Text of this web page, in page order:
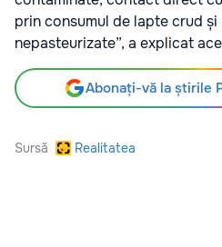
prin consumul de lapte crud
nepasteurizate”, a explicat
Abonați-vă la știrile
Sursă Realitatea